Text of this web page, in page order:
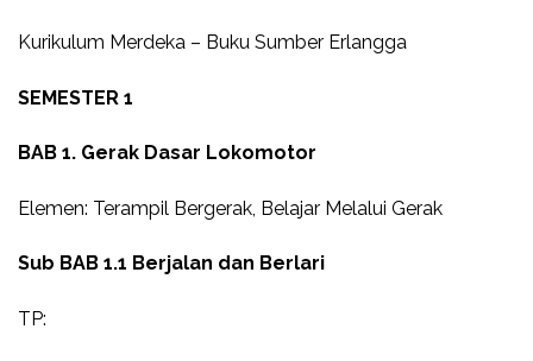
Kurikulum Merdeka – Buku Sumber Erlangga
SEMESTER 1
BAB 1. Gerak Dasar Lokomotor
Elemen: Terampil Bergerak, Belajar Melalui Gerak
Sub BAB 1.1 Berjalan dan Berlari
TP: